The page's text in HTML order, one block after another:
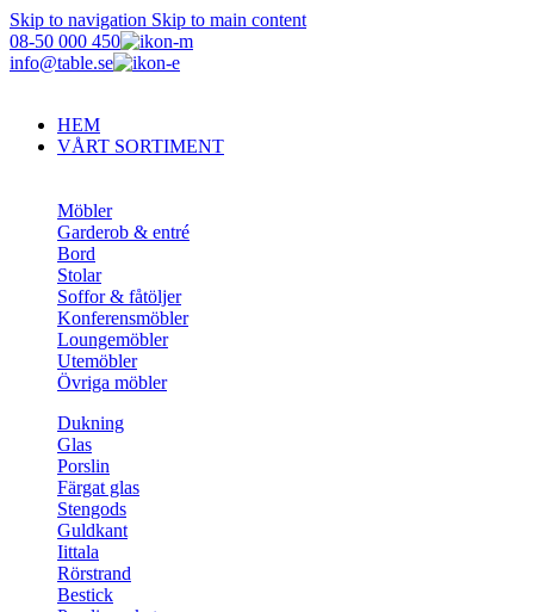
Skip to navigation Skip to main content
08-50 000 450
info@table.se
HEM
VÅRT SORTIMENT
Möbler
Garderob & entré
Bord
Stolar
Soffor & fåtöljer
Konferensmöbler
Loungemöbler
Utemöbler
Övriga möbler
Dukning
Glas
Porslin
Färgat glas
Stengods
Guldkant
Iittala
Rörstrand
Bestick